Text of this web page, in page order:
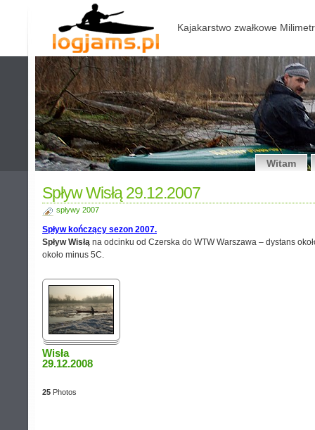
Kajakarstwo zwałkowe
Witam
Spływ Wisłą 29.12.2007
spływy 2007
Spływ kończący sezon 2007.
Spływ Wisłą na odcinku od Czerska do WTW Warszawa – dystans
około minus 5C.
Wisła
29.12.2008
25 Photos